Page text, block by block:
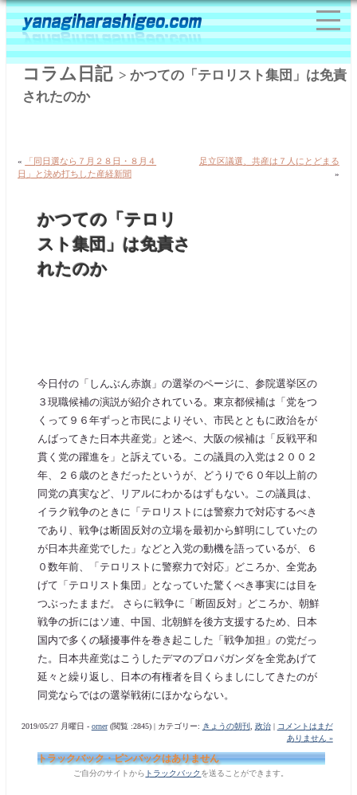
コラム日記> かつての「テロリスト集団」は免責
されたのか
«
「同日選なら７月２８日・８月４
日」と決め打ちした産経新聞
足立区議選、共産は７人にとどまる
»
かつての「テロリ
スト集団」は免責さ
れたのか
今日付の「しんぶん赤旗」の選挙のページに、参院選挙区の
３現職候補の演説が紹介されている。東京都候補は「党をつ
くって９６年ずっと市民によりそい、市民とともに政治をが
んばってきた日本共産党」と述べ、大阪の候補は「反戦平和
貫く党の躍進を」と訴えている。この議員の入党は２００２
年、２６歳のときだったというが、どうりで６０年以上前の
同党の真実など、リアルにわかるはずもない。この議員は、
イラク戦争のときに「テロリストには警察力で対応するべき
であり、戦争は断固反対の立場を最初から鮮明にしていたの
が日本共産党でした」などと入党の動機を語っているが、６
０数年前、「テロリストに警察力で対応」どころか、全党あ
げて「テロリスト集団」となっていた驚くべき事実には目を
つぶったままだ。 さらに戦争に「断固反対」どころか、朝鮮
戦争の折にはソ連、中国、北朝鮮を後方支援するため、日本
国内で多くの騒擾事件を巻き起こした「戦争加担」の党だっ
た。日本共産党はこうしたデマのプロパガンダを全党あげて
延々と繰り返し、日本の有権者を目くらましにしてきたのが
同党ならではの選挙戦術にほかならない。
2019/05/27 月曜日 - orner(閲覧 :2845) | カテゴリー: きょうの朝刊 , 政治|
コメントはまだ
ありません »
トラックバック・ピンバックはありません
ご自分のサイトから トラックバック を送ることができます。